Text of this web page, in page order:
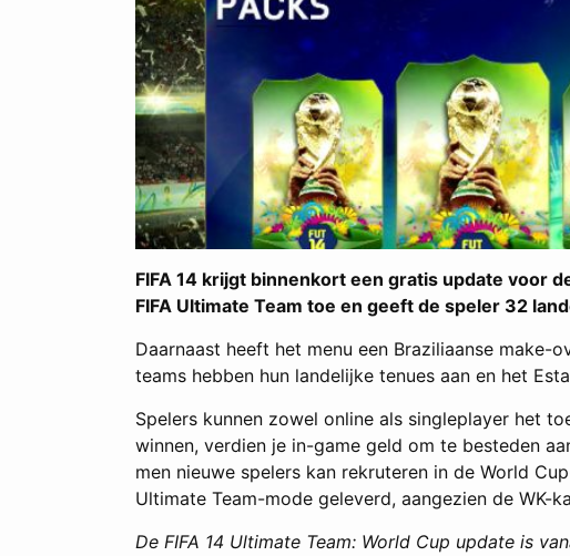
FIFA 14 krijgt binnenkort een gratis update voor
FIFA Ultimate Team toe en geeft de speler 32
Daarnaast heeft het menu een Braziliaanse
teams hebben hun landelijke tenues aan en het
Spelers kunnen zowel online als singleplayer het
winnen, verdien je in-game geld om te besteden
men nieuwe spelers kan rekruteren in de World
Ultimate Team-mode geleverd, aangezien de WK-
De FIFA 14 Ultimate Team: World Cup update is